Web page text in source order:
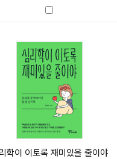
학이 이토록 재미있을 줄이야